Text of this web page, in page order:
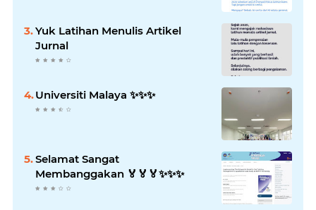
Yuk Latihan Menulis Artikel
Jurnal
Universiti Malaya ✨️✨️✨️
Selamat Sangat
Membanggakan 🏅🏅🏅✨️✨️✨️